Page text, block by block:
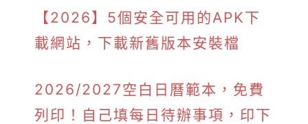
【2026】5個安全可用的APK下
載網站，下載新舊版本安裝檔
2026/2027空白日曆範本，免費
列印！自己填每日待辦事項，印下